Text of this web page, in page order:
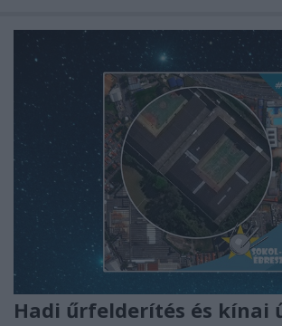
Hadi űrfelderítés és kínai